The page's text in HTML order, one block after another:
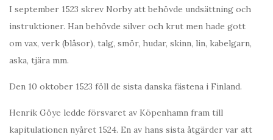
I september 1523 skrev Norby att behövde undsättning och
instruktioner. Han behövde silver och krut men hade gott
om vax, verk (blåsor), talg, smör, hudar, skinn, lin, kabelgarn,
aska, tjära mm.
Den 10 oktober 1523 föll de sista danska fästena i Finland.
Henrik Göye ledde försvaret av Köpenhamn fram till
kapitulationen nyåret 1524. En av hans sista åtgärder var att